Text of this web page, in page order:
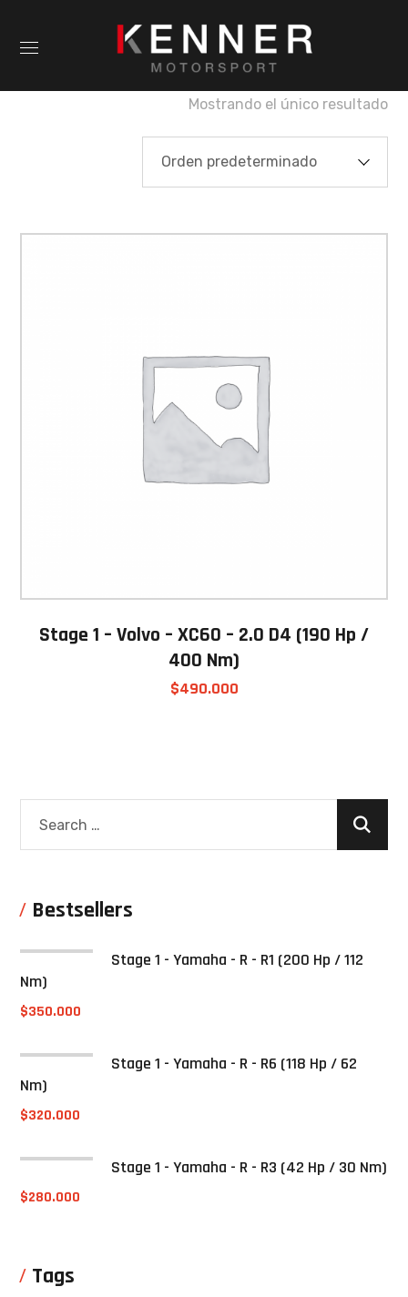
Mostrando el único resultado
Stage 1 – Volvo – XC60 – 2.0 D4 (190 Hp /
400 Nm)
$490.000
Bestsellers
Stage 1 - Yamaha - R - R1 (200 Hp / 112
Nm)
$350.000
Stage 1 - Yamaha - R - R6 (118 Hp / 62
Nm)
$320.000
Stage 1 - Yamaha - R - R3 (42 Hp / 30 Nm)
$280.000
Tags